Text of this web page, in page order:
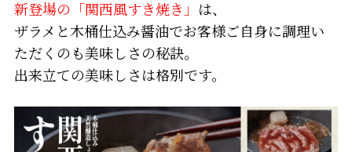
新登場の「関西風すき焼き」 は、
ザラメと木桶仕込み醤油でお客様ご自身に調理い
ただくのも美味しさの秘訣。
出来立ての美味しさは格別です。